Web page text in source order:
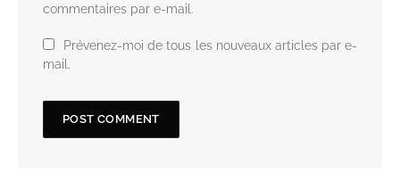
commentaires par e-mail.
Prévenez-moi de tous les nouveaux articles par e-
mail.